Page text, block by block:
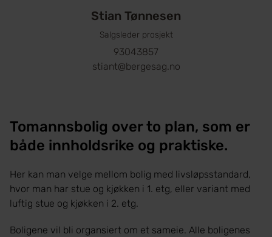
Stian Tønnesen
Salgsleder prosjekt
93043857
stiant@bergesag.no
Tomannsbolig over to plan, som er
både innholdsrike og praktiske.
Her kan man velge mellom bolig med livsløpsstandard,
hvor man har stue og kjøkken i 1. etg, eller variant med
luftig stue og kjøkken i 2. etg.
Boligene vil bli organsiert om et sameie. Alle boligenes